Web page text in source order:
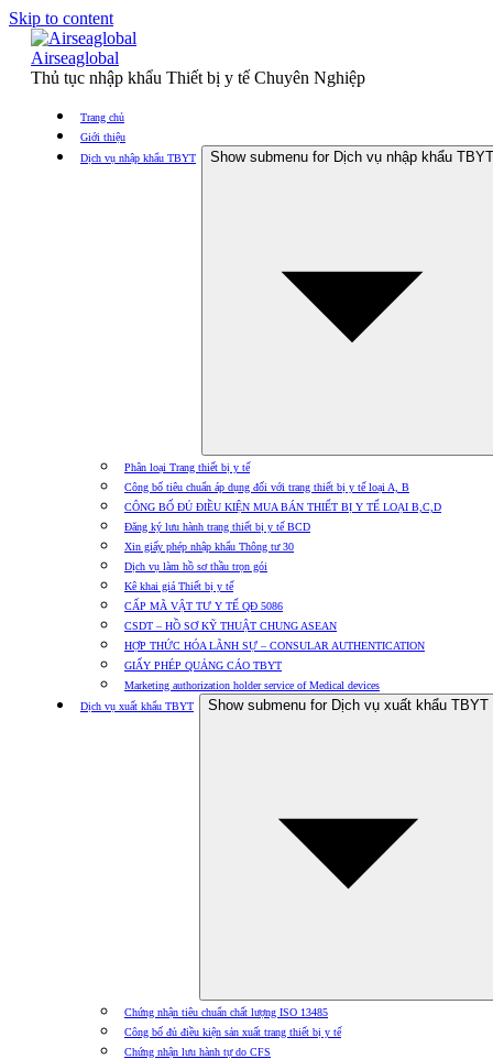
Skip to content
Airseaglobal
Thủ tục nhập khẩu Thiết bị y tế Chuyên Nghiệp
Trang chủ
Giới thiệu
Dịch vụ nhập khẩu TBYT
Show submenu for Dịch vụ nhập khẩu TBYT
Phân loại Trang thiết bị y tế
Công bố tiêu chuẩn áp dụng đối với trang thiết bị y tế loại A, B
CÔNG BỐ ĐỦ ĐIỀU KIỆN MUA BÁN THIẾT BỊ Y TẾ LOẠI B,C,D
Đăng ký lưu hành trang thiết bị y tế BCD
Xin giấy phép nhập khẩu Thông tư 30
Dịch vụ làm hồ sơ thầu trọn gói
Kê khai giá Thiết bị y tế
CẤP MÃ VẬT TƯ Y TẾ QĐ 5086
CSDT – HỒ SƠ KỸ THUẬT CHUNG ASEAN
HỢP THỨC HÓA LÃNH SỰ – CONSULAR AUTHENTICATION
GIẤY PHÉP QUẢNG CÁO TBYT
Marketing authorization holder service of Medical devices
Dịch vụ xuất khẩu TBYT
Show submenu for Dịch vụ xuất khẩu TBYT
Chứng nhận tiêu chuẩn chất lượng ISO 13485
Công bố đủ điều kiện sản xuất trang thiết bị y tế
Chứng nhận lưu hành tự do CFS